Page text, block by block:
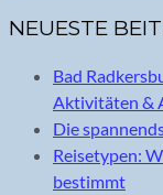
NEUESTE
Bad
Aktivitäten &
Die
Reisetypen:
bestimmt